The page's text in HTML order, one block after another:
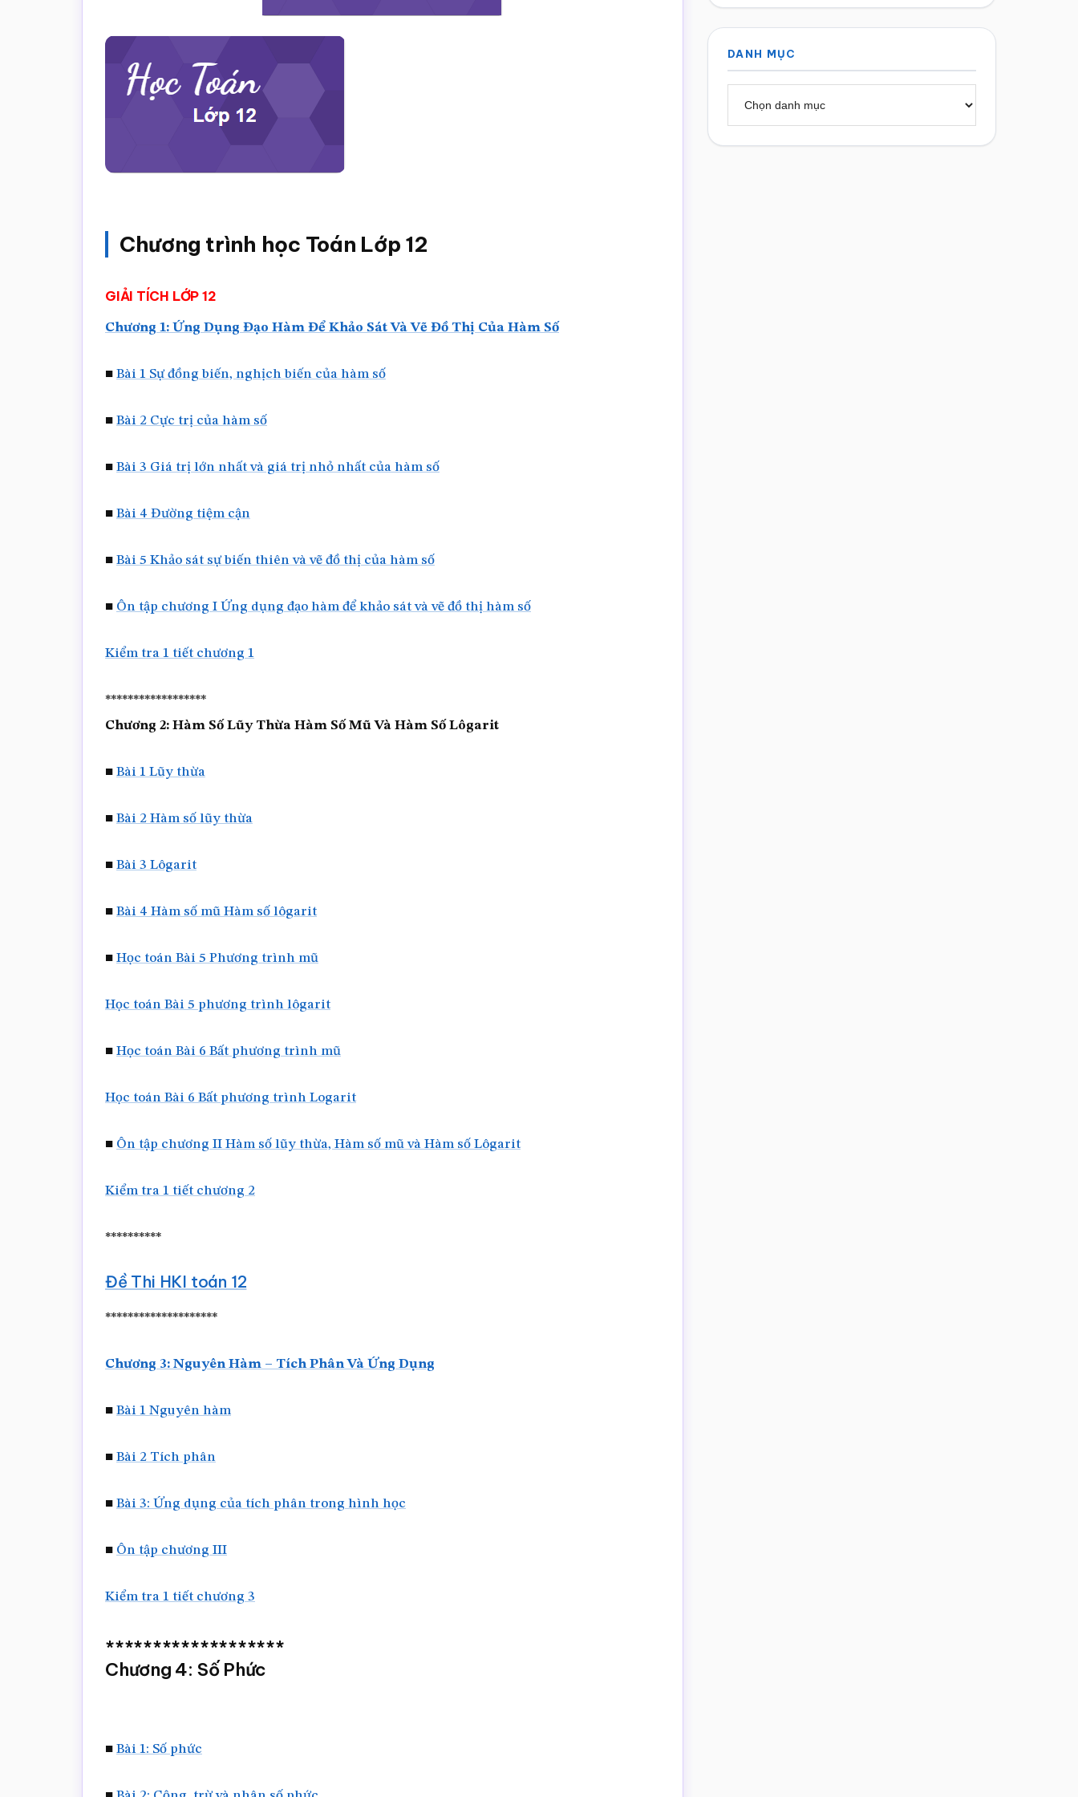
Chương trình học Toán Lớp 12
GIẢI TÍCH LỚP 12
Chương 1: Ứng Dụng Đạo Hàm Để Khảo Sát Và Vẽ Đồ Thị Của Hàm Số
■ Bài 1 Sự đồng biến, nghịch biến của hàm số
■ Bài 2 Cực trị của hàm số
■ Bài 3 Giá trị lớn nhất và giá trị nhỏ nhất của hàm số
■ Bài 4 Đường tiệm cận
■ Bài 5 Khảo sát sự biến thiên và vẽ đồ thị của hàm số
■ Ôn tập chương I Ứng dụng đạo hàm để khảo sát và vẽ đồ thị hàm số
Kiểm tra 1 tiết chương 1
******************
Chương 2: Hàm Số Lũy Thừa Hàm Số Mũ Và Hàm Số Lôgarit
■ Bài 1 Lũy thừa
■ Bài 2 Hàm số lũy thừa
■ Bài 3 Lôgarit
■ Bài 4 Hàm số mũ Hàm số lôgarit
■ Học toán Bài 5 Phương trình mũ
Học toán Bài 5 phương trình lôgarit
■ Học toán Bài 6 Bất phương trình mũ
Học toán Bài 6 Bất phương trình Logarit
■ Ôn tập chương II Hàm số lũy thừa, Hàm số mũ và Hàm số Lôgarit
Kiểm tra 1 tiết chương 2
**********
Đề Thi HKI toán 12
********************
Chương 3: Nguyên Hàm – Tích Phân Và Ứng Dụng
■ Bài 1 Nguyên hàm
■ Bài 2 Tích phân
■ Bài 3: Ứng dụng của tích phân trong hình học
■ Ôn tập chương III
Kiểm tra 1 tiết chương 3
*******************
Chương 4: Số Phức
■ Bài 1: Số phức
DANH MỤC